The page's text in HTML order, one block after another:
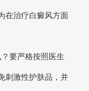
在治疗白癜风方面
要严格按照医生
刺激性护肤品，并